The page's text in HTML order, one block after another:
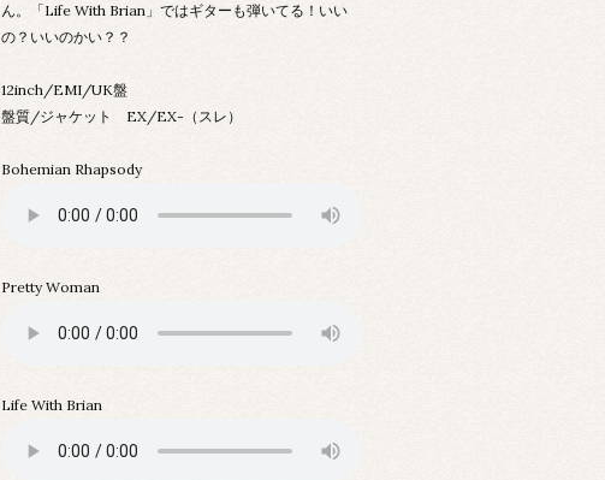
ん。「Life With Brian」ではギターも弾いてる！いい
の？いいのかい？？
12inch/EMI/UK盤
盤質/ジャケット EX/EX-（スレ）
Bohemian Rhapsody
Pretty Woman
Life With Brian